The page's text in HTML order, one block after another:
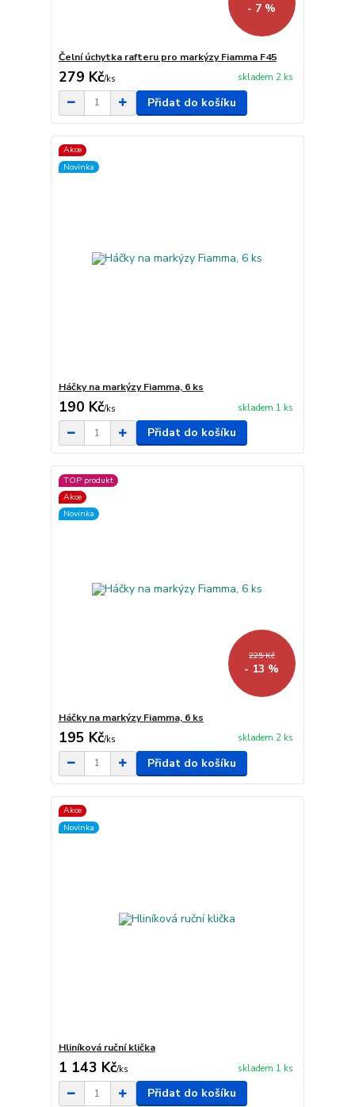
- 7 %
Čelní úchytka rafteru pro markýzy Fiamma F45
279 Kč/ks skladem 2 ks
Přidat do košíku
Akce
Novinka
Háčky na markýzy Fiamma, 6 ks
190 Kč/ks skladem 1 ks
Přidat do košíku
TOP produkt
Akce
Novinka
225 Kč
- 13 %
Háčky na markýzy Fiamma, 6 ks
195 Kč/ks skladem 2 ks
Přidat do košíku
Akce
Novinka
Hliníková ruční klička
1 143 Kč/ks skladem 1 ks
Přidat do košíku